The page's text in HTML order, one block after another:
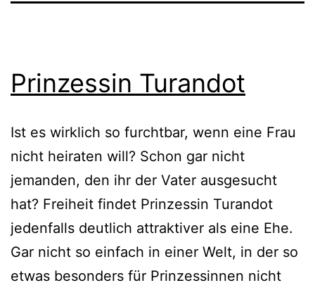
Prinzessin Turandot
Ist es wirklich so furchtbar, wenn eine Frau
nicht heiraten will? Schon gar nicht
jemanden, den ihr der Vater ausgesucht
hat? Freiheit findet Prinzessin Turandot
jedenfalls deutlich attraktiver als eine Ehe.
Gar nicht so einfach in einer Welt, in der so
etwas besonders für Prinzessinnen nicht